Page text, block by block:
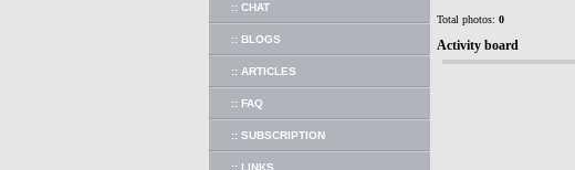
:: CHAT
:: BLOGS
:: ARTICLES
:: FAQ
:: SUBSCRIPTION
:: LINKS
Total photos: 0
Activity board